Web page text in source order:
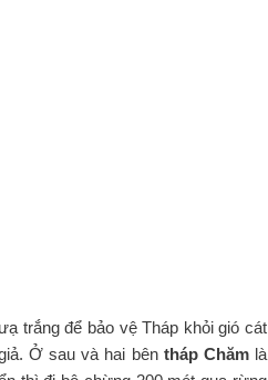
trắng để bảo vệ Tháp khỏi gió cát
Ở sau và hai bên tháp Chămlà